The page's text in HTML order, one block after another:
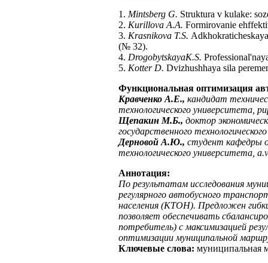
1. Mintsberg G. Struktura v kulake:
2. KurillovaА.А. Formirovanie
3. Krasnikova T.S.
(№ 32).
4. DrogobytskayaK.S.
5. Kotter D. Dvizhushhaya sila
Функциональная оптимизация
Кравченко А.Е., кандидат
технологического университета,
Щепакин М.Б., доктор
государственного
Дерновой А.Ю., студент кафедры
технологического университета, a.v
Аннотация:
По результатам исследования
регулярного автобусного
населения (КТОН). Предложен
позволяет обеспечивать
потребитель) с максимизацией
оптимизации муниципальной
Ключевые слова: муниципальная